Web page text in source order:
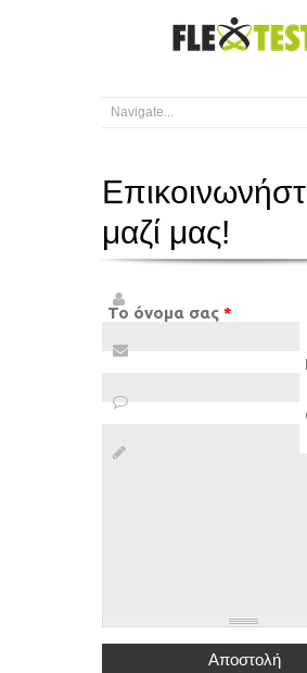
μαζί μας!
Το όνομα σας *